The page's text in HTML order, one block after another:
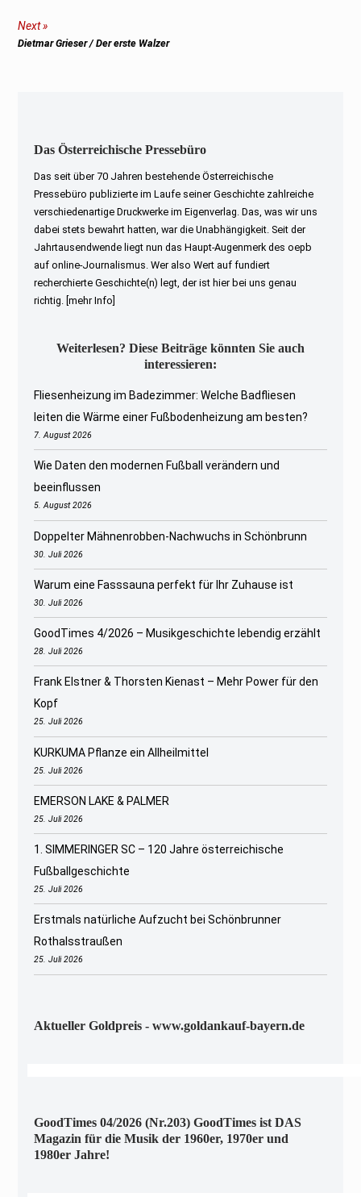
Next
Next
Dietmar Grieser / Der erste Walzer
Das Österreichische Pressebüro
Das seit über 70 Jahren bestehende Österreichische
Pressebüro publizierte im Laufe seiner Geschichte zahlreiche
verschiedenartige Druckwerke im Eigenverlag. Das, was wir uns
dabei stets bewahrt hatten, war die Unabhängigkeit. Seit der
Jahrtausendwende liegt nun das Haupt-Augenmerk des oepb
auf online-Journalismus. Wer also Wert auf fundiert
recherchierte Geschichte(n) legt, der ist hier bei uns genau
richtig.
[mehr Info]
Weiterlesen? Diese Beiträge könnten Sie auch
interessieren:
Fliesenheizung im Badezimmer: Welche Badfliesen
leiten die Wärme einer Fußbodenheizung am besten?
7. August 2026
Wie Daten den modernen Fußball verändern und
beeinflussen
5. August 2026
Doppelter Mähnenrobben-Nachwuchs in Schönbrunn
30. Juli 2026
Warum eine Fasssauna perfekt für Ihr Zuhause ist
30. Juli 2026
GoodTimes 4/2026 – Musikgeschichte lebendig erzählt
28. Juli 2026
Frank Elstner & Thorsten Kienast – Mehr Power für den
Kopf
25. Juli 2026
KURKUMA Pflanze ein Allheilmittel
25. Juli 2026
EMERSON LAKE & PALMER
25. Juli 2026
1. SIMMERINGER SC – 120 Jahre österreichische
Fußballgeschichte
25. Juli 2026
Erstmals natürliche Aufzucht bei Schönbrunner
Rothalsstraußen
25. Juli 2026
Aktueller Goldpreis - www.goldankauf-bayern.de
GoodTimes 04/2026 (Nr.203) GoodTimes ist DAS
Magazin für die Musik der 1960er, 1970er und
1980er Jahre!